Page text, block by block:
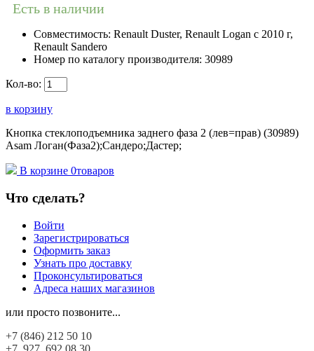
Есть в наличии
Совместимость: Renault Duster, Renault Logan c 2010 г,
Renault Sandero
Номер по каталогу производителя: 30989
Кол-во:
в корзину
Кнопка стеклоподъемника заднего фаза 2 (лев=прав) (30989)
Asam Логан(Фаза2);Сандеро;Дастер;
В корзине 0товаров
Что сделать?
Войти
Зарегистрироваться
Оформить заказ
Узнать про доставку
Проконсультироваться
Адреса наших магазинов
или просто позвоните...
+7 (846) 212 50 10
+7 927 692 08 30